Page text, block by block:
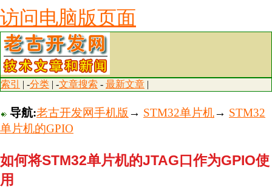
访问电脑版页面
索引 | -分类 | -文章搜索 - 最新文章 |
导航:老古开发网手机版 → STM32单片机→ STM32
单片机的GPIO
如何将STM32单片机的JTAG口作为GPIO使
用